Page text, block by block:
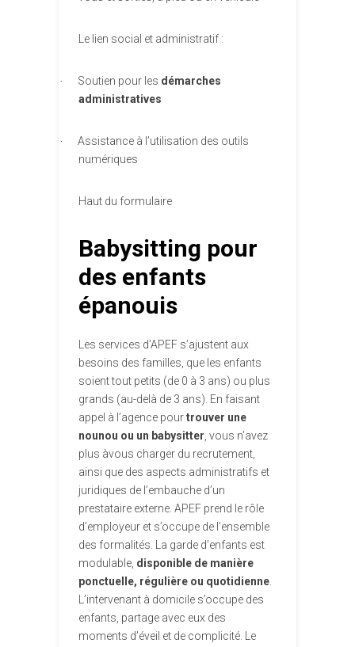
Le lien social et administratif :
· Soutien pour les démarches
administratives
·
Assistance à l’utilisation des outils
numériques
Haut du formulaire
Babysitting pour
des enfants
épanouis
Les services d’APEF s’ajustent aux
besoins des familles, que les enfants
soient tout petits (de 0 à 3 ans) ou plus
grands (au-delà de 3 ans). En faisant
appel à l’agence pourtrouver une
nounou ou un babysitter, vous n’avez
plus àvous charger du recrutement,
ainsi que des aspects administratifs et
juridiques de l’embauche d’un
prestataire externe. APEF prend le rôle
d’employeur et s’occupe de l’ensemble
des formalités. La garde d’enfants est
modulable, disponible de manière
ponctuelle, régulière ou quotidienne.
L’intervenant à domicile s’occupe des
enfants, partage avec eux des
moments d’éveil et de complicité. Le